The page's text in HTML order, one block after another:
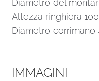
Diametro del
Altezza ringhiera
Diametro corrimano
IMMAGINI